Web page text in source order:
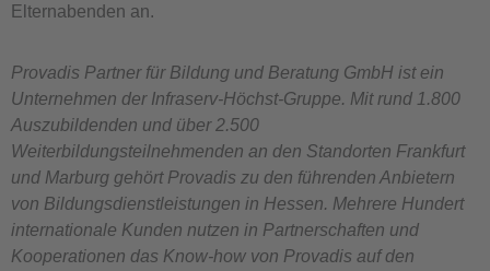
Elternabenden an.
Provadis Partner für Bildung und Beratung GmbH ist ein
Unternehmen der Infraserv-Höchst-Gruppe. Mit rund 1.800
Auszubildenden und über 2.500
Weiterbildungsteilnehmenden an den Standorten Frankfurt
und Marburg gehört Provadis zu den führenden Anbietern
von Bildungsdienstleistungen in Hessen. Mehrere Hundert
internationale Kunden nutzen in Partnerschaften und
Kooperationen das Know-how von Provadis auf den